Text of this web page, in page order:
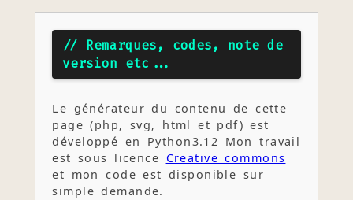
// Remarques, codes, note de
version etc...
Le générateur du contenu de cette
page (php, svg, html et pdf) est
développé en Python3.12 Mon travail
est sous licence Creative commons
et mon code est disponible sur
simple demande.